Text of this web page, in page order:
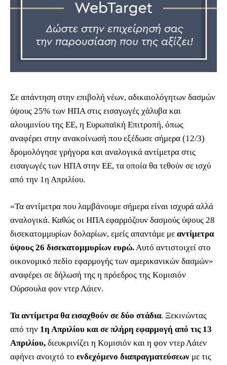
Σε απάντηση στην επιβολή νέων, αδικαιολόγητων δασμών
ύψους 25% των ΗΠΑ στις εισαγωγές χάλυβα και
αλουμινίου της ΕΕ, η Ευρωπαϊκή Επιτροπή, όπως
αναφέρει στην ανακοίνωσή που εξέδωσε σήμερα (12/3)
δρομολόγησε γρήγορα και αναλογικά αντίμετρα στις
εισαγωγές των ΗΠΑ στην ΕΕ, τα οποία θα τεθούν σε ισχύ
από την 1η Απριλίου.
«Τα αντίμετρα που λαμβάνουμε σήμερα είναι ισχυρά αλλά
αναλογικά. Καθώς οι ΗΠΑ εφαρμόζουν δασμούς ύψους 28
δισεκατομμυρίων δολαρίων, εμείς απαντάμε με αντίμετρα
ύψους 26 δισεκατομμυρίων ευρώ.Αυτό αντιστοιχεί στο
οικονομικό πεδίο εφαρμογής των αμερικανικών δασμών»
αναφέρει σε δήλωσή της η πρόεδρος της Κομισιόν
Ούρσουλα φον ντερ Λάιεν.
Τα αντίμετρα θα εισαχθούν σε δύο στάδια. Ξεκινώντας
από την 1η Απριλίου και σε πλήρη εφαρμογή από τις 13
Απριλίου, διευκρινίζει η Κομισιόν και η φον ντερ Λάιεν
αφήνει ανοιχτό το ενδεχόμενο διαπραγματεύσεων με τις